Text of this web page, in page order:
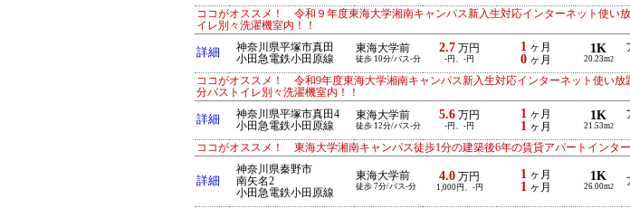
ココがオススメ！ 令和９年度東海大学湘南キャンパス新入生対応インターネット使い
イレ別々洗濯機室内！！
詳細
神奈川県平塚市真田
小田急電鉄小田原線
東海大学前
徒歩 10分/バス-分
2.7 万円
-円、-円
1 ヶ月
0 ヶ月
1K
20.23m2
ココがオススメ！ 令和9年度東海大学湘南キャンパス新入生対応インターネット使い放
分バストイレ別々洗濯機室内！！
詳細
神奈川県平塚市真田4
小田急電鉄小田原線
東海大学前
徒歩 12分/バス-分
5.6 万円
-円、-円
1 ヶ月
1 ヶ月
1K
21.53m2
ココがオススメ！ 東海大学湘南キャンパス徒歩1分の建築後6年の賃貸アパートインター
詳細
神奈川県秦野市
南矢名2
小田急電鉄小田原線
東海大学前
徒歩 7分/バス-分
4.0 万円
1,000円、-円
1 ヶ月
1 ヶ月
1K
26.00m2